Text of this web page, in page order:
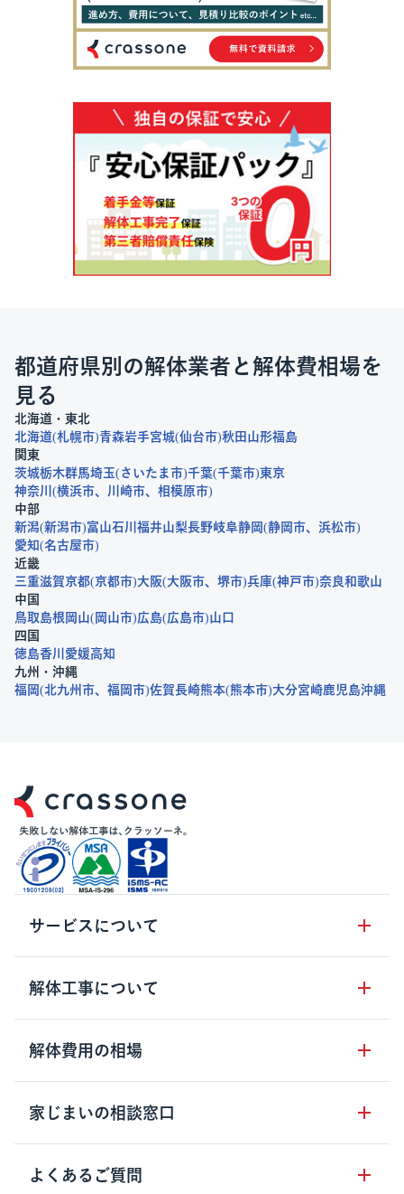
都道府県別の解体業者と解体費相場を
見る
北海道・東北
北海道 札幌市 青森岩手宮城 仙台市 秋田 山形福島
関東
茨城栃木群馬埼玉 さいたま市 千葉 千葉市 東京
神奈川
横浜市 川崎市
相模原市
中部
新潟 新潟市 富山石川 福井山梨長野岐阜静岡 静岡市
浜松市
愛知 名古屋市
近畿
三重滋賀京都 京都市 大阪 大阪市 堺市 兵庫 神戸市 奈良和歌山
中国
鳥取 島根 岡山 岡山市 広島 広島市 山口
四国
徳島香川 愛媛高知
九州・沖縄
福岡 北九州市 福岡市 佐賀長崎熊本 熊本市 大分宮崎鹿児島沖縄
サービスについて
サービスの流れ
サービスのメリット
クラッソーネの自治体連携
解体工事について
解体工事の基礎知識
解体工事に関わる法律
用語集
解体費用の相場
木造住宅の相場
鉄骨造住宅の相場
RC造住宅の相場
家じまいの相談窓口
家じまいの相談窓口
よくあるご質問